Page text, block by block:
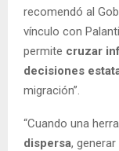
recomendó al
vínculo con
permite cruzar
decisiones
migración”.
“Cuando una
dispersa,